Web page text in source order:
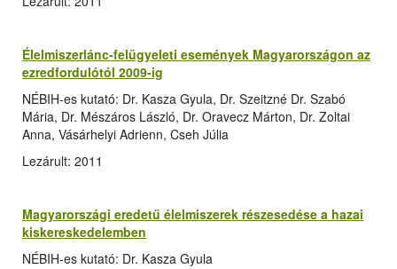
Élelmiszerlánc-felügyeleti események Magyarországon az
ezredfordulótól 2009-ig
NÉBIH-es kutató: Dr. Kasza Gyula, Dr. Szeitzné Dr. Szabó
Mária, Dr. Mészáros László, Dr. Oravecz Márton, Dr. Zoltai
Anna, Vásárhelyi Adrienn, Cseh Júlia
Lezárult: 2011
Magyarországi eredetű élelmiszerek részesedése a hazai
kiskereskedelemben
NÉBIH-es kutató: Dr. Kasza Gyula